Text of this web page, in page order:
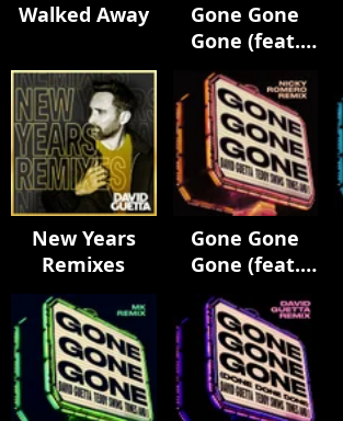
Walked Away
Gone Gone
Gone (feat.
Teddy Swims)
[Unplugged]
New Years
Remixes
Gone Gone
Gone (feat.
Teddy Swims)
[Nicky Romero
Remix]